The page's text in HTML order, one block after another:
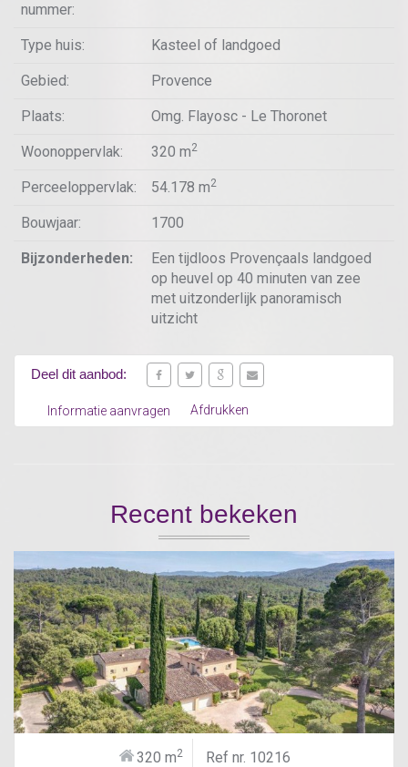
nummer:
Type huis: Kasteel of landgoed
Gebied: Provence
Plaats: Omg. Flayosc - Le Thoronet
Woonoppervlak: 320 m2
Perceeloppervlak: 54.178 m2
Bouwjaar: 1700
Bijzonderheden:
Een tijdloos Provençaals landgoed
op heuvel op 40 minuten van zee
met uitzonderlijk panoramisch
uitzicht
Deel dit aanbod:
Informatie aanvragen Afdrukken
Recent bekeken
320 m2 Ref nr. 10216